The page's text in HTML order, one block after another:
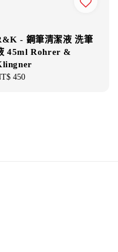
- 鋼筆清潔液 洗筆
45ml Rohrer &
450